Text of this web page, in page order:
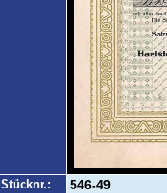
Stücknr.: 546-49